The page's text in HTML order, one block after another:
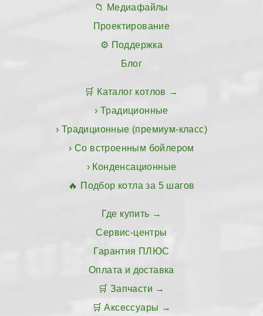
Медиафайлы
Проектирование
Поддержка
Блог
Каталог котлов
Традиционные
Традиционные (премиум-класс)
Со встроенным бойлером
Конденсационные
Подбор котла за 5 шагов
Где купить
Сервис-центры
Гарантия ПЛЮС
Оплата и доставка
Запчасти
Аксессуары